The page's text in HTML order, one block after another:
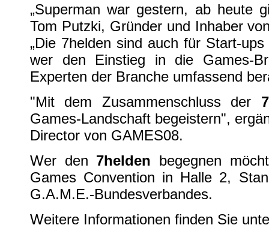
„Superman war gestern, ab heute
Tom Putzki, Gründer und Inhaber
„Die 7helden sind auch für Start-
wer den Einstieg in die Games-
Experten der Branche umfassend
"Mit dem Zusammenschluss der
Games-Landschaft begeistern",
Director von GAMES08.
Wer den 7helden begegnen
Games Convention in Halle 2,
G.A.M.E.-Bundesverbandes.
Weitere Informationen finden Sie